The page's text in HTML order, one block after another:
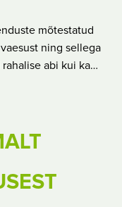
mõtestatud
ning sellega
abi kui ka…